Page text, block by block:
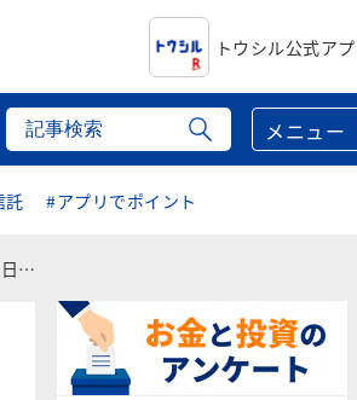
トウシル公式アプ
メニュー
託 #アプリでポイント